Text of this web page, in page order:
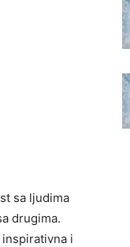
sa ljudima
drugima.
i